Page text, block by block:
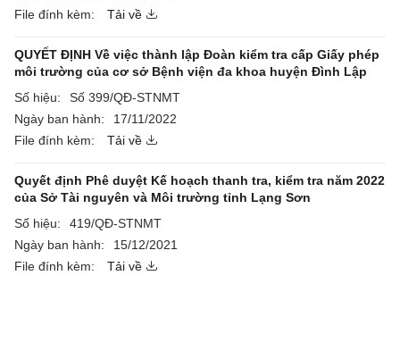
File đính kèm:
Tải về
QUYẾT ĐỊNH Về việc thành lập Đoàn kiểm tra cấp Giấy phép
môi trường của cơ sở Bệnh viện đa khoa huyện Đình Lập
Số hiệu:
Số 399/QĐ-STNMT
Ngày ban hành:
17/11/2022
File đính kèm:
Tải về
Quyết định Phê duyệt Kế hoạch thanh tra, kiểm tra năm 2022
của Sở Tài nguyên và Môi trường tỉnh Lạng Sơn
Số hiệu:
419/QĐ-STNMT
Ngày ban hành:
15/12/2021
File đính kèm:
Tải về